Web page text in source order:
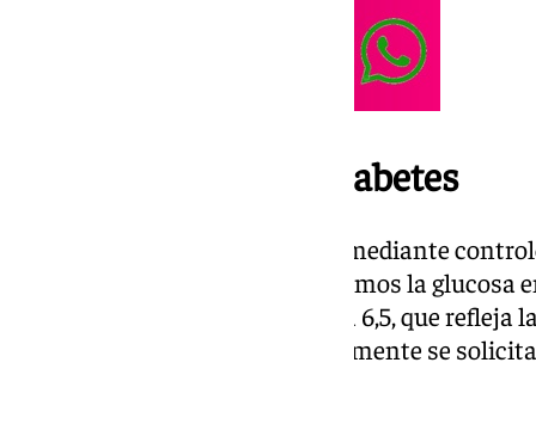
Cómo se detecta la diabetes
Detectar la diabetes es posible mediante
considera diabetes cuando tenemos la glucosa
hemoglobina glicosilada supera 6,5, que refleja
los últimos tres meses. Normalmente se